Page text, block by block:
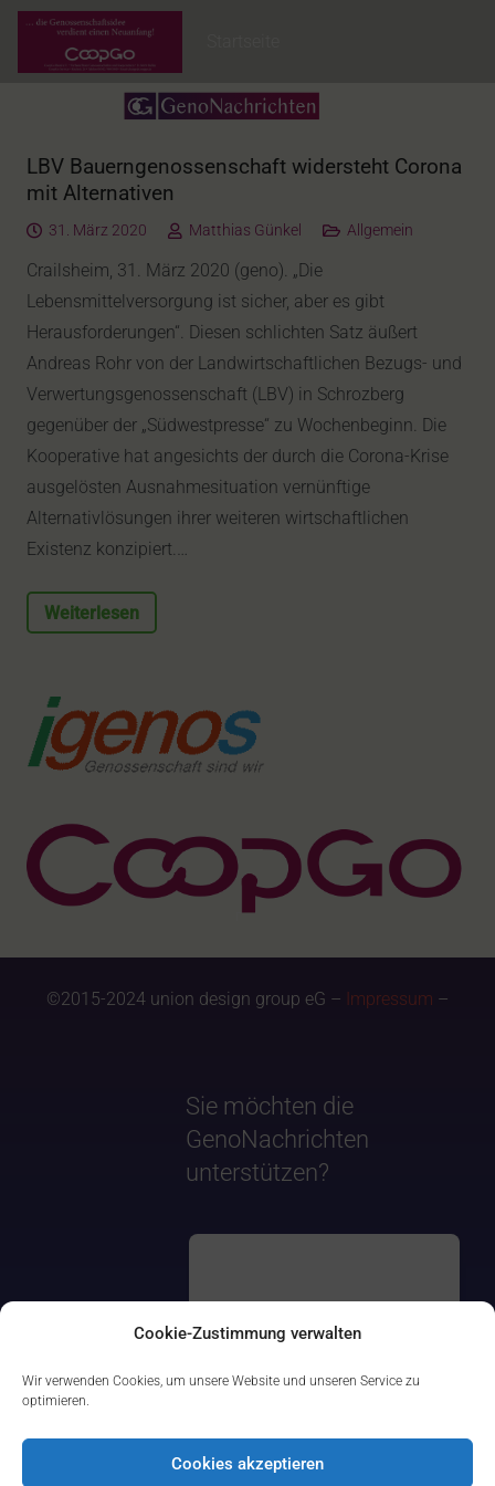
Cookie-Zustimmung verwalten
Wir verwenden Cookies, um unsere Website und unseren Service zu
optimieren.
Cookies akzeptieren
LBV Bauerngenossenschaft widersteht Corona
mit Alternativen
31. März 2020 Matthias Günkel Allgemein
Crailsheim, 31. März 2020 (geno). „Die
Lebensmittelversorgung ist sicher, aber es gibt
Herausforderungen“. Diesen schlichten Satz äußert
Andreas Rohr von der Landwirtschaftlichen Bezugs- und
Verwertungsgenossenschaft (LBV) in Schrozberg
gegenüber der „Südwestpresse“ zu Wochenbeginn. Die
Kooperative hat angesichts der durch die Corona-Krise
ausgelösten Ausnahmesituation vernünftige
Alternativlösungen ihrer weiteren wirtschaftlichen
Existenz konzipiert.…
Weiterlesen
©2015-2024 union design group eG – Impressum –
Sie möchten die
GenoNachrichten
unterstützen?